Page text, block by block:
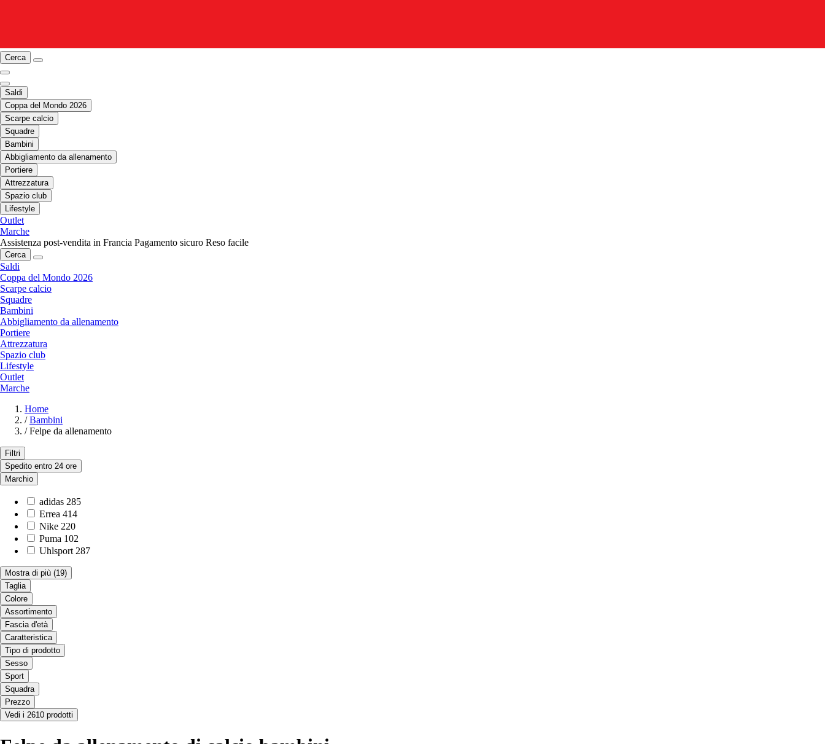
Cerca
Saldi
Coppa del Mondo 2026
Scarpe calcio
Squadre
Bambini
Abbigliamento da allenamento
Portiere
Attrezzatura
Spazio club
Lifestyle
Outlet
Marche
Assistenza post-vendita in Francia Pagamento sicuro Reso facile
Cerca
Saldi
Coppa del Mondo 2026
Scarpe calcio
Squadre
Bambini
Abbigliamento da allenamento
Portiere
Attrezzatura
Spazio club
Lifestyle
Outlet
Marche
Home
/ Bambini
/ Felpe da allenamento
Filtri
Spedito entro 24 ore
Marchio
adidas 285
Errea 414
Nike 220
Puma 102
Uhlsport 287
Mostra di più (19)
Taglia
Colore
Assortimento
Fascia d'età
Caratteristica
Tipo di prodotto
Sesso
Sport
Squadra
Prezzo
Vedi i 2610 prodotti